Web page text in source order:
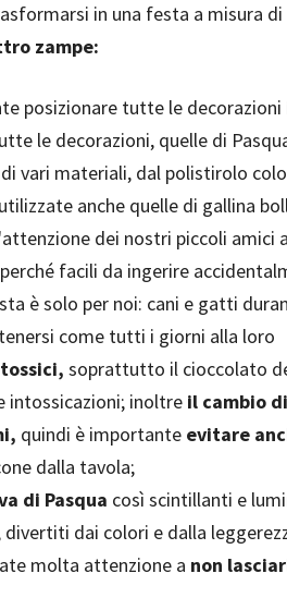
in una festa a misura di
zampe:
posizionare tutte le decorazioni
le decorazioni, quelle di
vari materiali, dal polistirolo
anche quelle di gallina
dei nostri piccoli amici
facili da ingerire
è solo per noi: cani e gatti
come tutti i giorni alla loro
soprattutto il cioccolato
intossicazioni; inoltre il cambio di
quindi è importante evitare
dalla tavola;
di Pasqua così scintillanti e
dai colori e dalla
molta attenzione a non